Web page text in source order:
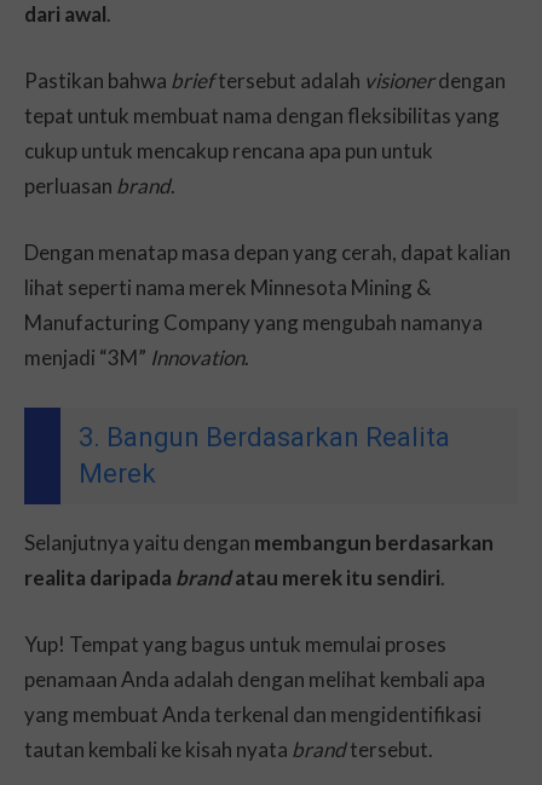
dari awal.
Pastikan bahwa brieftersebut adalah visionerdengan
tepat untuk membuat nama dengan fleksibilitas yang
cukup untuk mencakup rencana apa pun untuk
perluasan brand.
Dengan menatap masa depan yang cerah, dapat kalian
lihat seperti nama merek Minnesota Mining &
Manufacturing Company yang mengubah namanya
menjadi “3M” Innovation.
3. Bangun Berdasarkan Realita
Merek
Selanjutnya yaitu dengan membangun berdasarkan
realita daripada brandatau merek itu sendiri.
Yup! Tempat yang bagus untuk memulai proses
penamaan Anda adalah dengan melihat kembali apa
yang membuat Anda terkenal dan mengidentifikasi
tautan kembali ke kisah nyata brandtersebut.